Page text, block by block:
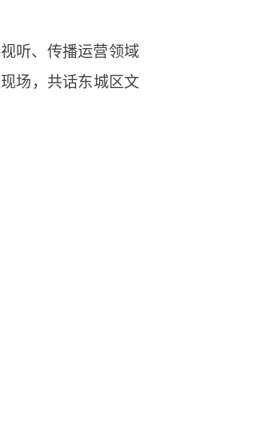
听、传播运营领域
场，共话东城区文